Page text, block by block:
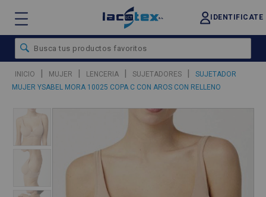
IDENTIFICATE
INICIO | MUJER | LENCERIA | SUJETADORES |
SUJETADOR
MUJER YSABEL MORA 10025 COPA C CON AROS CON RELLENO